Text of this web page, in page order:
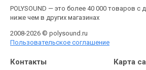
POLYSOUND — это более 40 000 товаров с
ниже чем в других магазинах
2008-2026 © polysound.ru
Пользовательское соглашение
Контакты Карта